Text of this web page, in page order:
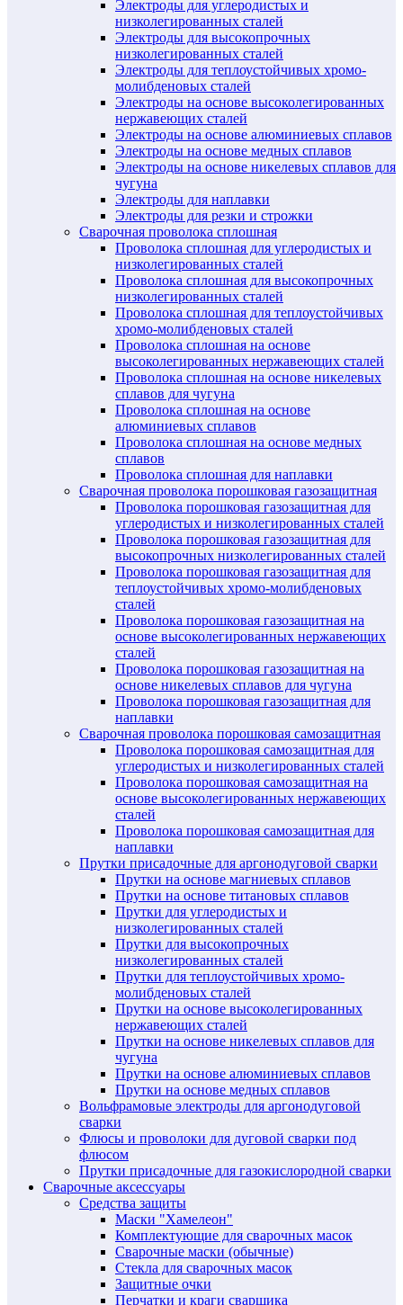
Электроды для углеродистых и
низколегированных сталей
Электроды для высокопрочных
низколегированных сталей
Электроды для теплоустойчивых хромо-
молибденовых сталей
Электроды на основе высоколегированных
нержавеющих сталей
Электроды на основе алюминиевых сплавов
Электроды на основе медных сплавов
Электроды на основе никелевых сплавов для
чугуна
Электроды для наплавки
Электроды для резки и строжки
Сварочная проволока сплошная
Проволока сплошная для углеродистых и
низколегированных сталей
Проволока сплошная для высокопрочных
низколегированных сталей
Проволока сплошная для теплоустойчивых
хромо-молибденовых сталей
Проволока сплошная на основе
высоколегированных нержавеющих сталей
Проволока сплошная на основе никелевых
сплавов для чугуна
Проволока сплошная на основе
алюминиевых сплавов
Проволока сплошная на основе медных
сплавов
Проволока сплошная для наплавки
Сварочная проволока порошковая газозащитная
Проволока порошковая газозащитная для
углеродистых и низколегированных сталей
Проволока порошковая газозащитная для
высокопрочных низколегированных сталей
Проволока порошковая газозащитная для
теплоустойчивых хромо-молибденовых
сталей
Проволока порошковая газозащитная на
основе высоколегированных нержавеющих
сталей
Проволока порошковая газозащитная на
основе никелевых сплавов для чугуна
Проволока порошковая газозащитная для
наплавки
Сварочная проволока порошковая самозащитная
Проволока порошковая самозащитная для
углеродистых и низколегированных сталей
Проволока порошковая самозащитная на
основе высоколегированных нержавеющих
сталей
Проволока порошковая самозащитная для
наплавки
Прутки присадочные для аргонодуговой сварки
Прутки на основе магниевых сплавов
Прутки на основе титановых сплавов
Прутки для углеродистых и
низколегированных сталей
Прутки для высокопрочных
низколегированных сталей
Прутки для теплоустойчивых хромо-
молибденовых сталей
Прутки на основе высоколегированных
нержавеющих сталей
Прутки на основе никелевых сплавов для
чугуна
Прутки на основе алюминиевых сплавов
Прутки на основе медных сплавов
Вольфрамовые электроды для аргонодуговой
сварки
Флюсы и проволоки для дуговой сварки под
флюсом
Прутки присадочные для газокислородной сварки
Сварочные аксессуары
Средства защиты
Маски "Хамелеон"
Комплектующие для сварочных масок
Сварочные маски (обычные)
Стекла для сварочных масок
Защитные очки
Перчатки и краги сварщика